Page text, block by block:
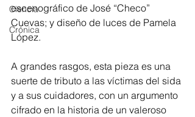
Ciencia
Crónica
escenográfico de José “Checo”
Cuevas; y diseño de luces de Pamela
López.
A grandes rasgos, esta pieza es una
suerte de tributo a las víctimas del sida
y a sus cuidadores, con un argumento
cifrado en la historia de un valeroso